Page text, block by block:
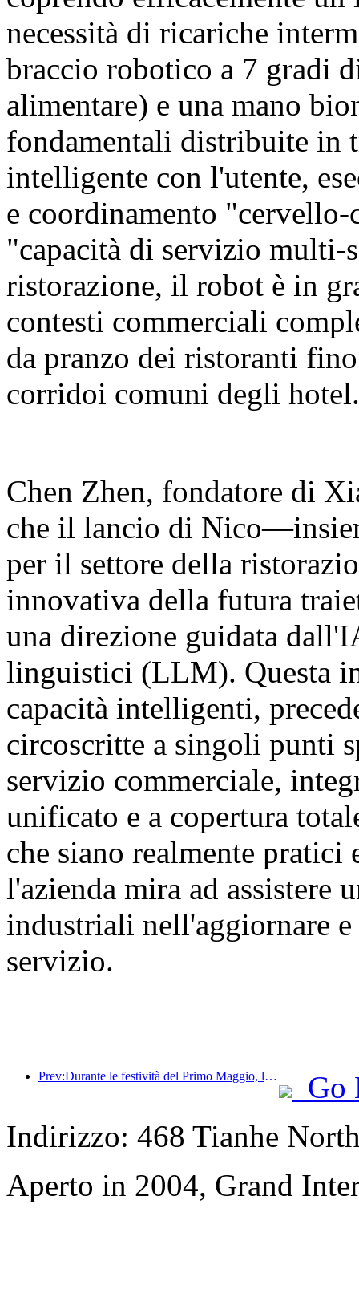
necessità di ricariche
braccio robotico a 7 gradi
alimentare) e una mano
fondamentali distribuite in
intelligente con l'utente,
e coordinamento
"capacità di servizio multi-
ristorazione, il robot è in
contesti commerciali
da pranzo dei ristoranti
corridoi comuni degli hotel.
Chen Zhen, fondatore di
che il lancio di
per il settore della
innovativa della futura
una direzione guidata
linguistici (LLM). Questa
capacità intelligenti,
circoscritte a singoli punti
servizio commerciale,
unificato e a copertura
che siano realmente pratici
l'azienda mira ad assistere
industriali nell'aggiornare
servizio.
Prev:Durante le festività del Primo Maggio, la ferrovia del delta del fiume Yangtze ha trasportato oltre 21,38 milioni di passeggeri.
Go
Indirizzo: 468 Tianhe
Aperto in 2004, Grand